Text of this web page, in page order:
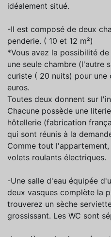
idéalement situé.
-Il est composé de deux
penderie. ( 10 et 12 m²)
*Vous avez la possibilité
une seule chambre (l'autre
curiste ( 20 nuits) pour une
euros.
Toutes deux donnent sur
Chacune possède une
hôtellerie (fabrication
qui sont réunis à la
Comme tout
volets roulants électriques.
-Une salle d'eau équipée
deux vasques complète la
trouverez un sèche
grossissant. Les WC sont